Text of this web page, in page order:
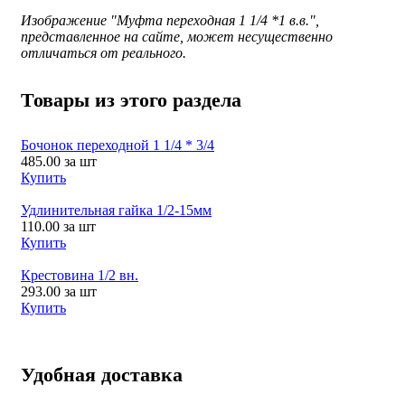
Изображение "Муфта переходная 1 1/4 *1 в.в.",
представленное на сайте, может несущественно
отличаться от реального.
Товары из этого раздела
Бочонок переходной 1 1/4 * 3/4
485.00 за шт
Купить
Удлинительная гайка 1/2-15мм
110.00 за шт
Купить
Крестовина 1/2 вн.
293.00 за шт
Купить
Удобная доставка